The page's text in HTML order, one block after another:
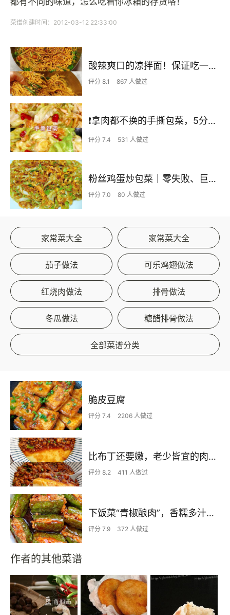
菜谱创建时间：2012-03-12 22:33:00
酸辣爽口的凉拌面！保证吃一次就上瘾
评分 8.1 867 人做过
❗拿肉都不换的手撕包菜，5分钟快手家常菜🔥
评分 7.4 531 人做过
粉丝鸡蛋炒包菜｜零失败、巨下饭
评分 7.0 80 人做过
家常菜大全 家常菜大全
茄子做法 可乐鸡翅做法
红烧肉做法 排骨做法
冬瓜做法 糖醋排骨做法
全部菜谱分类
脆皮豆腐
评分 7.4 2206 人做过
比布丁还要嫩，老少皆宜的肉沫蒸蛋
评分 8.2 411 人做过
下饭菜“青椒酿肉”，香糯多汁鲜嫩下饭
评分 7.9 372 人做过
作者的其他菜谱